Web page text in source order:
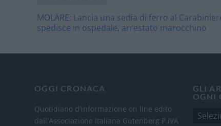
MOLARE: Lancia una sedia di ferro al
spedisce in ospedale, arrestato marocchino
OGGI CRONACA
Quotidiano d'informazione on line edito
dall'Associazione Italiana Gutenberg P.IVA
GLI
OGNI